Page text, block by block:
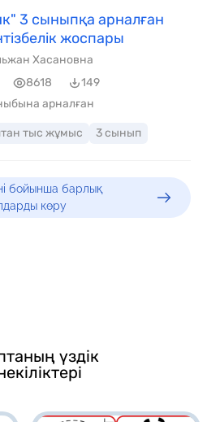
3 сыныпқа арналған
жоспары
Хасановна
8618
149
арналған
тыс жұмыс 3 сынып
бойынша барлық
көру
үздік